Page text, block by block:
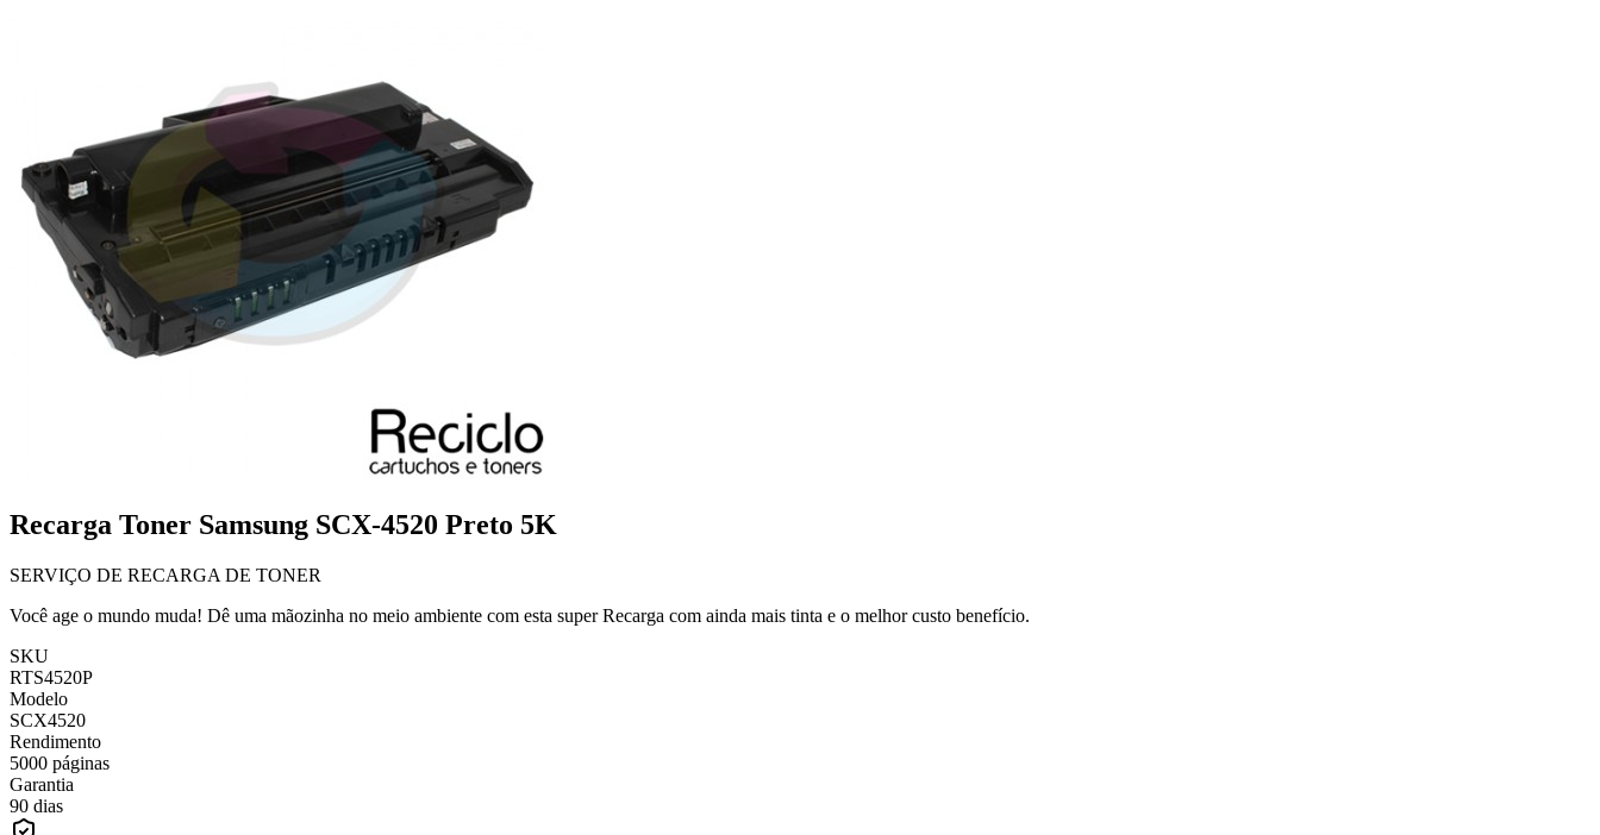
Recarga Toner Samsung SCX-4520 Preto 5K
SERVIÇO DE RECARGA DE TONER
Você age o mundo muda! Dê uma mãozinha no meio ambiente com esta super Recarga com ainda mais tinta e o melhor custo benefício.
SKU
RTS4520P
Modelo
SCX4520
Rendimento
5000 páginas
Garantia
90 dias